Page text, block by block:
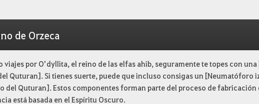
de Orzeca
viajes por O’dyllita, el reino de las elfas ahib, seguramente te topes con
Quturan]. Si tienes suerte, puede que incluso consigas un
del Quturan]. Estos componentes forman parte del proceso de fabricación
está basada en el Espíritu Oscuro.